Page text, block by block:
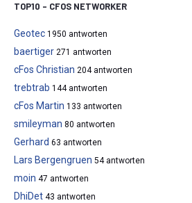
TOP10 – CFOS NETWORKER
Geotec 1950 antworten
baertiger 271 antworten
cFos Christian 204 antworten
trebtrab 144 antworten
cFos Martin 133 antworten
smileyman 80 antworten
Gerhard 63 antworten
Lars Bergengruen 54 antworten
moin 47 antworten
DhiDet 43 antworten